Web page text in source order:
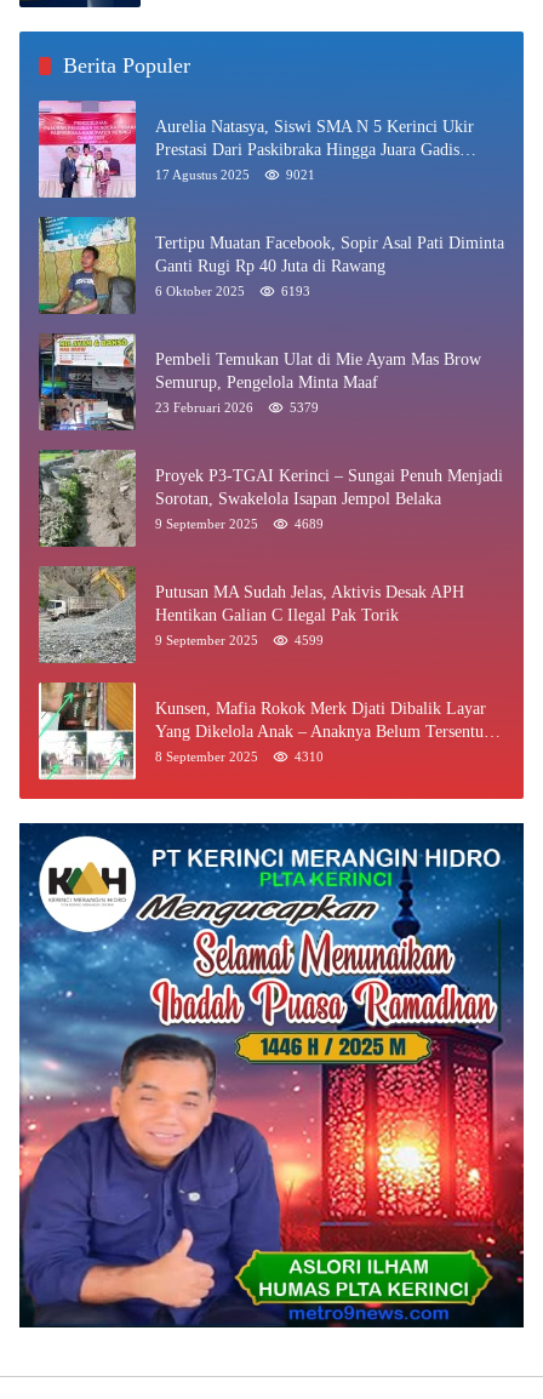
Berita Populer
Aurelia Natasya, Siswi SMA N 5 Kerinci Ukir
Prestasi Dari Paskibraka Hingga Juara Gadis
Kerinci 2025
17 Agustus 2025 9021
Tertipu Muatan Facebook, Sopir Asal Pati Diminta
Ganti Rugi Rp 40 Juta di Rawang
6 Oktober 2025 6193
Pembeli Temukan Ulat di Mie Ayam Mas Brow
Semurup, Pengelola Minta Maaf
23 Februari 2026 5379
Proyek P3-TGAI Kerinci – Sungai Penuh Menjadi
Sorotan, Swakelola Isapan Jempol Belaka
9 September 2025 4689
Putusan MA Sudah Jelas, Aktivis Desak APH
Hentikan Galian C Ilegal Pak Torik
9 September 2025 4599
Kunsen, Mafia Rokok Merk Djati Dibalik Layar
Yang Dikelola Anak – Anaknya Belum Tersentuh
Bea Cukai Jambi
8 September 2025 4310